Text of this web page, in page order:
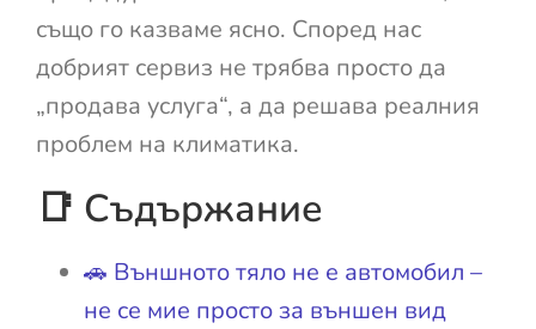
също го казваме ясно. Според нас
добрият сервиз не трябва просто да
„продава услуга“, а да решава реалния
проблем на климатика.
📑 Съдържание
🚗 Външното тяло не е автомобил –
не се мие просто за външен вид